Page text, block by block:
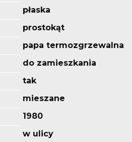
płaska
prostokąt
papa termozgrzewalna
do zamieszkania
tak
mieszane
1980
w ulicy